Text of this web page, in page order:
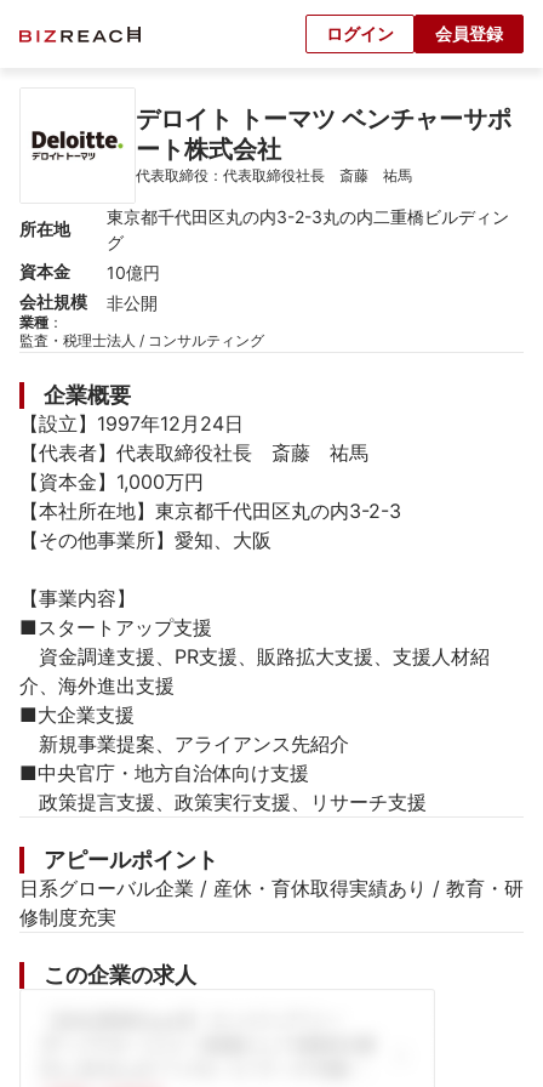
ログイン 会員登録
デロイト トーマツ ベンチャーサポ
ート株式会社
代表取締役：代表取締役社長　斎藤　祐馬
所在地
東京都千代田区丸の内3-2-3丸の内二重橋ビルディン
グ
資本金
10億円
会社規模
非公開
業種 ：
監査・税理士法人 / コンサルティング
企業概要
【設立】1997年12月24日
【代表者】代表取締役社長　斎藤　祐馬
【資本金】1,000万円
【本社所在地】東京都千代田区丸の内3-2-3
【その他事業所】愛知、大阪
【事業内容】
■スタートアップ支援
資金調達支援、PR支援、販路拡大支援、支援人材紹
介、海外進出支援
■大企業支援
新規事業提案、アライアンス先紹介
■中央官庁・地方自治体向け支援
政策提言支援、政策実行支援、リサーチ支援
アピールポイント
日系グローバル企業 / 産休・育休取得実績あり / 教育・研
修制度充実
この企業の求人